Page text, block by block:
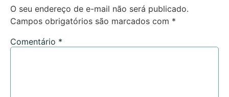
O seu endereço de e-mail não será publicado.
Campos obrigatórios são marcados com *
Comentário *